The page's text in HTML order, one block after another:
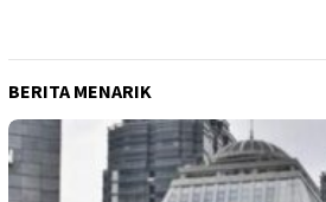
BERITA MENARIK